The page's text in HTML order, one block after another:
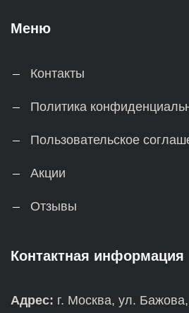
Меню
Контакты
Политика
Пользовательское
Акции
Отзывы
Контактная информация
Адрес: г. Москва, ул.